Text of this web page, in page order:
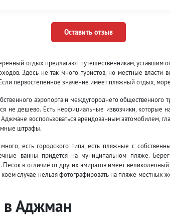
Оставить отзыв
отдых предлагают путешественникам,
Здесь не так много туристов, но местные власти
Если первостепенное значение имеет пляжный отдых,
аэропорта и междугороднего
не дешево. Есть неофициальные извозчики,
воспользоваться арендованным автомобилем,
штрафы.
есть городского типа, есть пляжные с
ванны придется на муниципальном пляже.
Песок в отличие от других эмиратов имеет
случае нельзя фотографировать на пляже местных
в Аджман